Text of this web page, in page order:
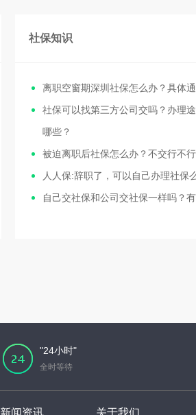
社保知识
离职空窗期深圳社保怎么办？具体
社保可以找第三方公司交吗？办理
哪些？
被迫离职后社保怎么办？不交行不行
人人保:辞职了，可以自己办理社保
自己交社保和公司交社保一样吗？
"24小时"
全时等待
新闻资讯 关于我们